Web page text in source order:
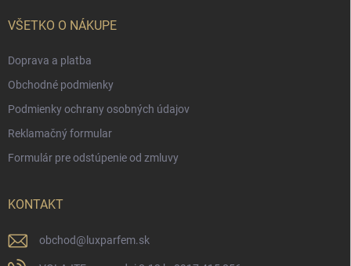
VŠETKO O NÁKUPE
Doprava a platba
Obchodné podmienky
Podmienky ochrany osobných údajov
Reklamačný formular
Formulár pre odstúpenie od zmluvy
KONTAKT
obchod@ luxparfem.sk